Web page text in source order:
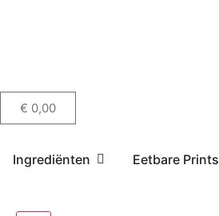
€ 0,00
Ingrediënten Eetbare Prints